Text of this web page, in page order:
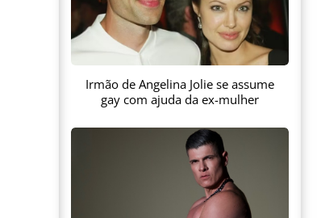
Irmão de Angelina Jolie se assume
gay com ajuda da ex-mulher